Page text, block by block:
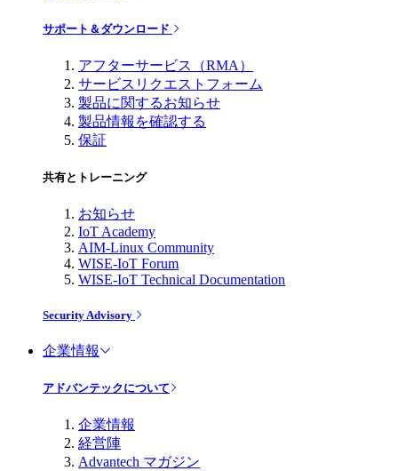
サポート＆ダウンロード
アフターサービス（RMA）
サービスリクエストフォーム
製品に関するお知らせ
製品情報を確認する
保証
共有とトレーニング
お知らせ
IoT Academy
AIM-Linux Community
WISE-IoT Forum
WISE-IoT Technical Documentation
Security Advisory
企業情報
アドバンテックについて
企業情報
経営陣
Advantech マガジン